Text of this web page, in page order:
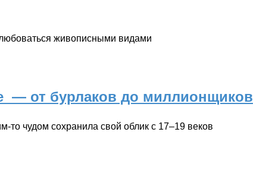
живописными видами
— от бурлаков до миллионщиков
то чудом сохранила свой облик с 17–19 веков